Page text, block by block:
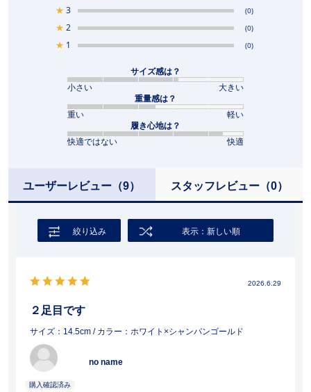
★ 3 (0)
★ 2 (0)
★ 1 (0)
サイズ感は？
小さい
大きい
重量感は？
重い
軽い
履き心地は？
快適ではない
快適
ユーザーレビュー （9） スタッフレビュー（0）
絞り込み 表示：新しい順
2026.6.29
２足目です
サイズ：14.5cm / カラー：ホワイト×シャンパンゴールド
no name